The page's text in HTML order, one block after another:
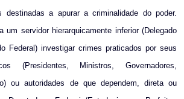
destinadas a apurar a criminalidade do poder.
um servidor hierarquicamente inferior (Delegado
Federal) investigar crimes praticados por seus
(Presidentes, Ministros, Governadores,
ou autoridades de que dependem, direta ou